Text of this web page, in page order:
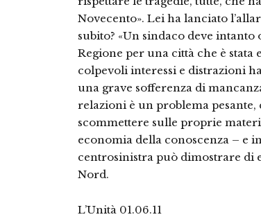
Novecento». Lei ha lanciato
subito? «Un sindaco deve
Regione per una città che è stata
colpevoli interessi e distrazioni
una grave sofferenza di
relazioni è un problema
scommettere sulle proprie
economia della conoscenza – e
centrosinistra può dimostrare di
Nord.
L’Unità 01.06.11